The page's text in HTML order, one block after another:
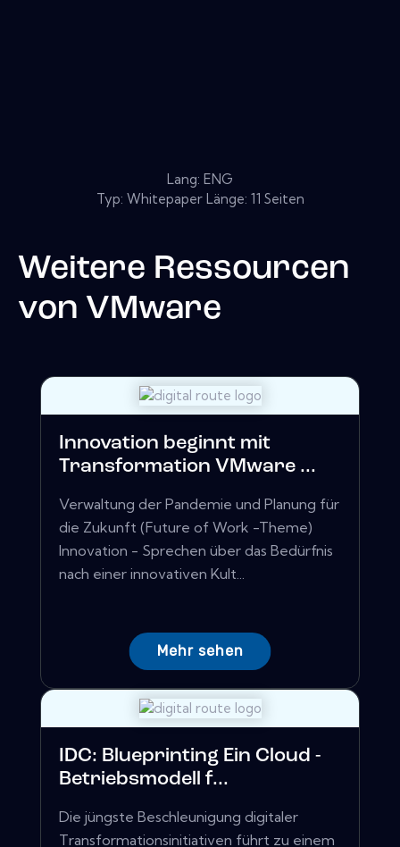
Lang: ENG
Typ: Whitepaper Länge: 11 Seiten
Weitere Ressourcen
von VMware
Innovation beginnt mit
Transformation VMware ...
Verwaltung der Pandemie und Planung für
die Zukunft (Future of Work -Theme)
Innovation - Sprechen über das Bedürfnis
nach einer innovativen Kult...
Mehr sehen
IDC: Blueprinting Ein Cloud -
Betriebsmodell f...
Die jüngste Beschleunigung digitaler
Transformationsinitiativen führt zu einem